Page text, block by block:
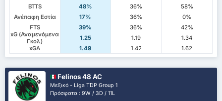
BTTS
48% 36%
58%
Ανέπαφη Εστία
17% 36%
0%
FTS
39% 36%
42%
xG (Αναμενόμενα
Γκολ)
1.25 1.19
1.34
xGA
1.49 1.42 1.62
Felinos 48 AC
Μεξικό - Liga TDP Group 1
Πρόσφατα : 9W / 3D / 11L